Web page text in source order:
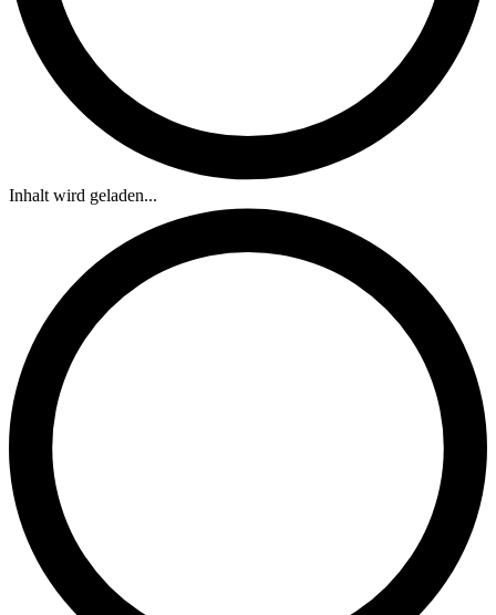
Inhalt wird geladen...